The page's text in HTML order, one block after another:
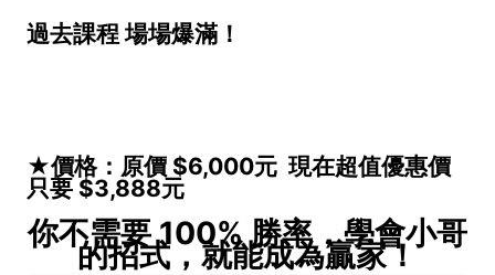
過去課程 場場爆滿！
★價格：原價 $6,000元 現在超值優惠價
只要 $3,888元
你不需要 100% 勝率，學會小哥
的招式，就能成為贏家！